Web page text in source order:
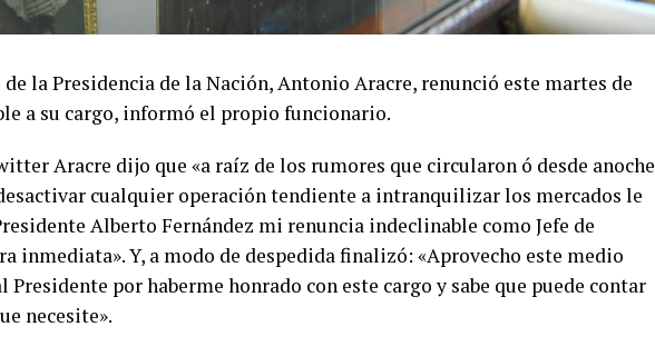
de la Presidencia de la Nación, Antonio Aracre, renunció este martes de
a su cargo, informó el propio funcionario.
Aracre dijo que «a raíz de los rumores que circularon ó desde anoche
cualquier operación tendiente a intranquilizar los mercados le
Alberto Fernández mi renuncia indeclinable como Jefe de
inmediata». Y, a modo de despedida finalizó: «Aprovecho este medio
Presidente por haberme honrado con este cargo y sabe que puede contar
necesite».